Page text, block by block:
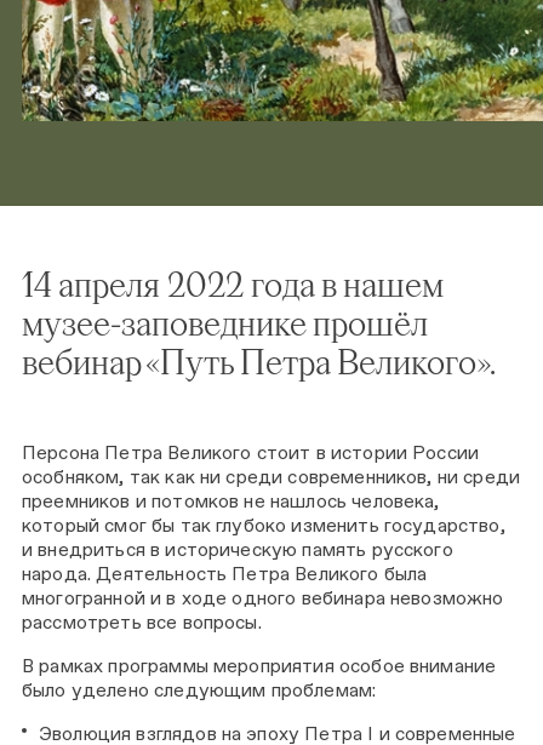
14 апреля 2022 года в нашем
музее-заповеднике прошёл
вебинар «Путь Петра Великого».
Персона Петра Великого стоит в истории России
особняком, так как ни среди современников, ни среди
преемников и потомков не нашлось человека,
который смог бы так глубоко изменить государство,
и внедриться в историческую память русского
народа. Деятельность Петра Великого была
многогранной и в ходе одного вебинара невозможно
рассмотреть все вопросы.
В рамках программы мероприятия особое внимание
было уделено следующим проблемам:
Эволюция взглядов на эпоху Петра I и современные